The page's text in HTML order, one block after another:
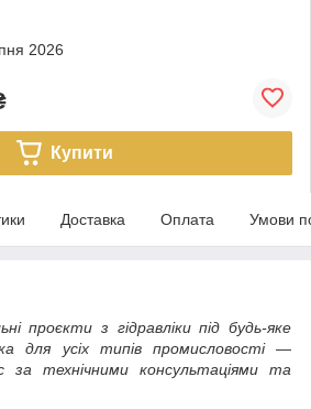
2026
Купити
Доставка Оплата Умови
проєкти з гідравліки під будь-яке
для усіх типів промисловості —
за технічними консультаціями та